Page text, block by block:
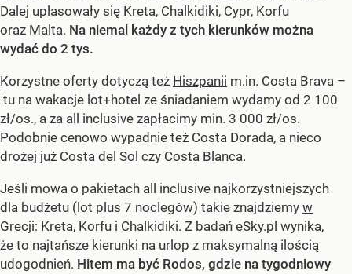
Dalej uplasowały się Kreta, Chalkidiki, Cypr, Korfu
oraz Malta. Na niemal każdy z tych kierunków można
wydać do 2 tys.
Korzystne oferty dotyczą też Hiszpanii m.in. Costa Brava –
tu na wakacje lot+hotel ze śniadaniem wydamy od 2 100
zł/os., a za all inclusive zapłacimy min. 3 000 zł/os.
Podobnie cenowo wypadnie też Costa Dorada, a nieco
drożej już Costa del Sol czy Costa Blanca.
Jeśli mowa o pakietach all inclusive najkorzystniejszych
dla budżetu (lot plus 7 noclegów) takie znajdziemy w
Grecji: Kreta, Korfu i Chalkidiki. Z badań eSky.pl wynika,
że to najtańsze kierunki na urlop z maksymalną ilością
udogodnień. Hitem ma być Rodos, gdzie na tygodniowy